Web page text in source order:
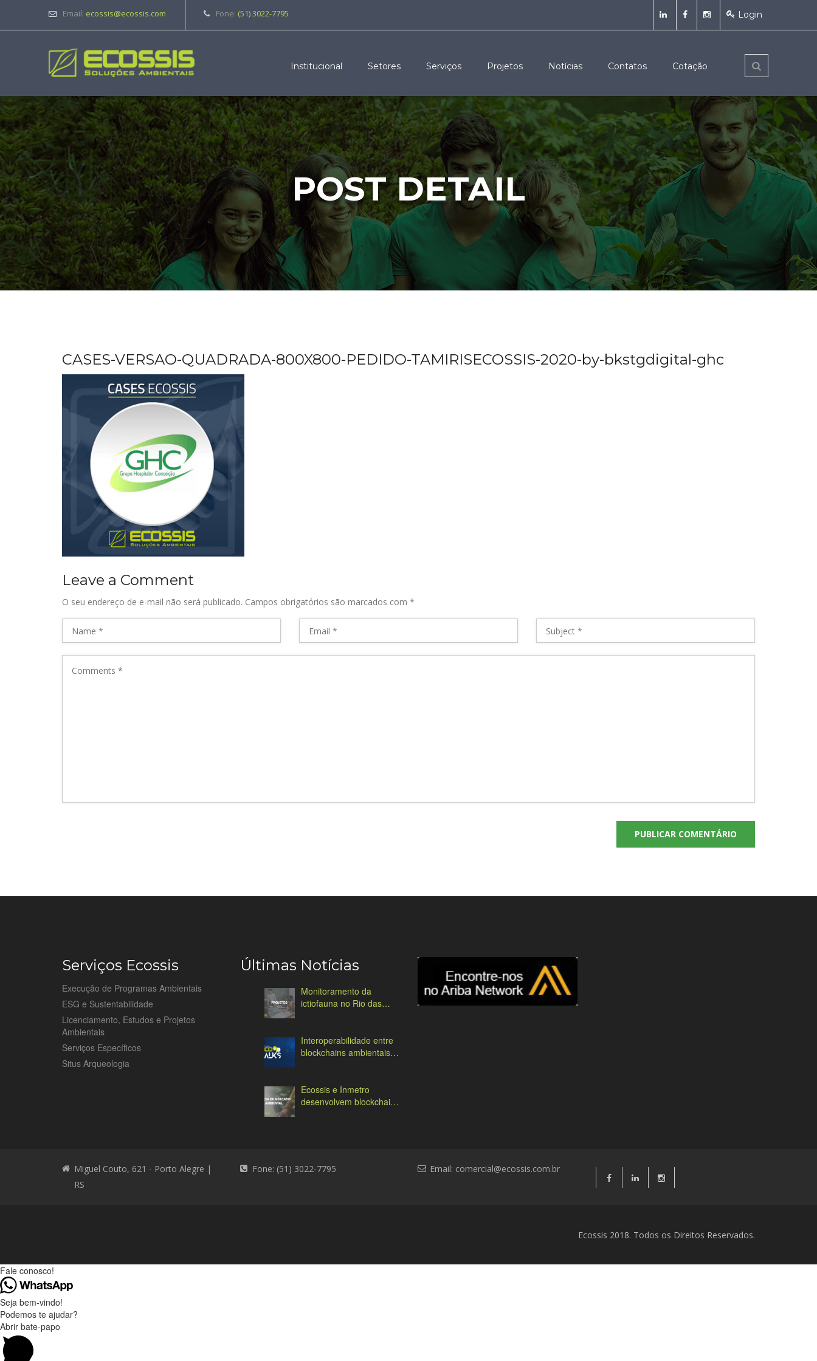
Email: ecossis@ecossis.com Fone: (51) 3022-7795 Login
Institucional Setores Serviços Projetos Notícias Contatos Cotação
POST DETAIL
CASES-VERSAO-QUADRADA-800X800-PEDIDO-TAMIRISECOSSIS-2020-by-bkstgdigital-ghc
Leave a Comment
O seu endereço de e-mail não será publicado. Campos obrigatórios são marcados com *
Serviços Ecossis
Execução de Programas Ambientais
ESG e Sustentabilidade
Licenciamento, Estudos e Projetos
Ambientais
Serviços Específicos
Situs Arqueologia
Últimas Notícias
Monitoramento da
ictiofauna no Rio das
Interoperabilidade entre
blockchains ambientais:
Ecossis e Inmetro
desenvolvem blockchain
Miguel Couto, 621 - Porto Alegre |
RS
Fone: (51) 3022-7795 Email: comercial@ecossis.com.br
Ecossis 2018. Todos os Direitos Reservados.
Fale conosco!
Seja bem-vindo!
Podemos te ajudar?
Abrir bate-papo